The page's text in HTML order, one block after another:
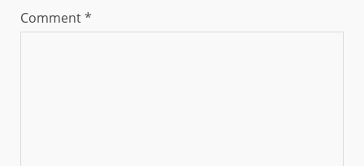
Comment*